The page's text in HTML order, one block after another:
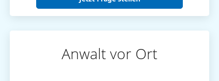
Anwalt vor Ort